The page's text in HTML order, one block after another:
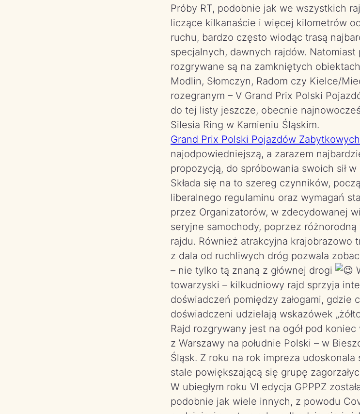
Próby RT, podobnie jak we wszystkich
liczące kilkanaście i więcej kilometrów
ruchu, bardzo często wiodąc trasą
specjalnych, dawnych rajdów.
rozgrywane są na zamkniętych
Modlin, Słomczyn, Radom czy Kielce/
rozegranym – V Grand Prix Polski
do tej listy jeszcze, obecnie
Silesia Ring w Kamieniu Śląskim.
Grand Prix Polski Pojazdów Zabytkowych
najodpowiedniejszą, a zarazem
propozycją, do spróbowania swoich sił
Składa się na to szereg czynników,
liberalnego regulaminu oraz wymagań
przez Organizatorów, w zdecydowanej
seryjne samochody, poprzez
rajdu. Również atrakcyjna krajobrazowo
z dala od ruchliwych dróg pozwala
– nie tylko tą znaną z głównej drogi
towarzyski – kilkudniowy rajd sprzyja
doświadczeń pomiędzy załogami, gdzie
doświadczeni udzielają wskazówek
Rajd rozgrywany jest na ogół pod
z Warszawy na południe Polski – w
Śląsk. Z roku na rok impreza udoskonala
stale powiększającą się grupę
W ubiegłym roku VI edycja GPPPZ
podobnie jak wiele innych, z powodu